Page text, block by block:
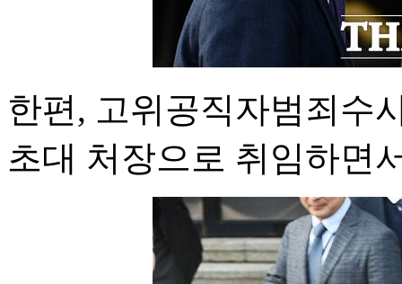
한편, 고위공직자범죄수
초대 처장으로 취임하면